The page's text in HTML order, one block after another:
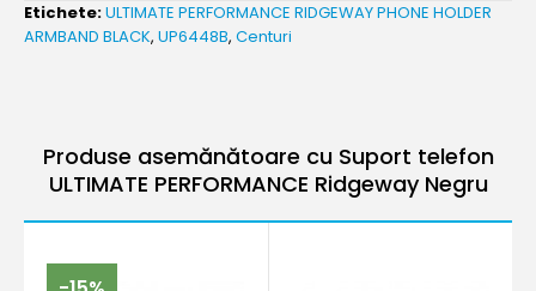
Etichete:ULTIMATE PERFORMANCE RIDGEWAY PHONE HOLDER
ARMBAND BLACK, UP6448B, Centuri
Produse asemănătoare cu Suport telefon
ULTIMATE PERFORMANCE Ridgeway Negru